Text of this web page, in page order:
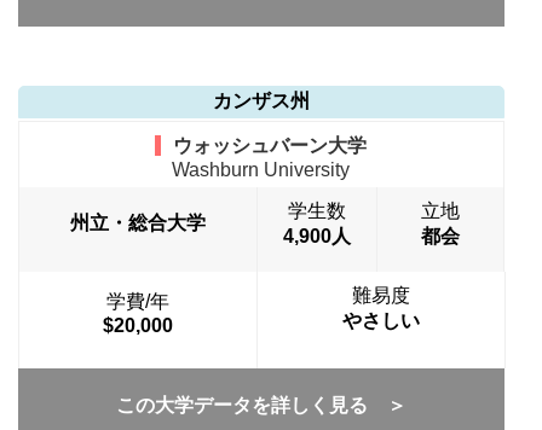
カンザス州
ウォッシュバーン大学
Washburn University
州立・総合大学
学生数
4,900人
立地
都会
学費/年
$20,000
難易度
やさしい
この大学データを詳しく見る ＞